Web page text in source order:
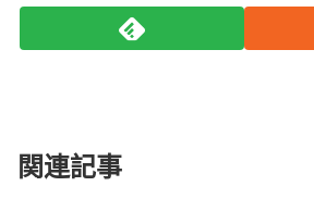
関連記事